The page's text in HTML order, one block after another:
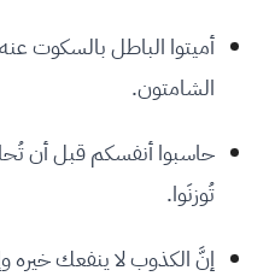
أميتوا الباطل بالسكوت عنه
الشامتون.
حاسبوا أنفسكم قبل أن
تُوزنَوا.
إنَّ الكذوب لا ينفعك